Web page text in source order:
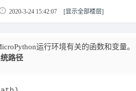
2020-3-24 15:42:07 [显示全部楼层]
运行环境有关的函数和变量。
路径